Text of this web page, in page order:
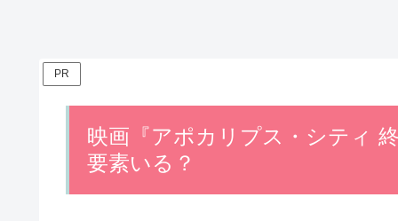
PR
映画『アポカリプス・シティ
要素いる？